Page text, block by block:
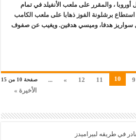
، والمقرر على ملعب الأنفيلد في تمام
برشلونة الفوز ذهابا على ملعب الكامب
سواريز هدفا، وميسي هدفين. ويغيب عن صفوف
صفحة 10 من 15 9
10
11
12
»
...
الأخيرة »